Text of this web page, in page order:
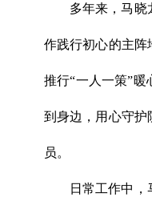
多年来，马晓
作践行初心的主阵
推行“一人一策”
到身边，用心守护
员。
日常工作中，